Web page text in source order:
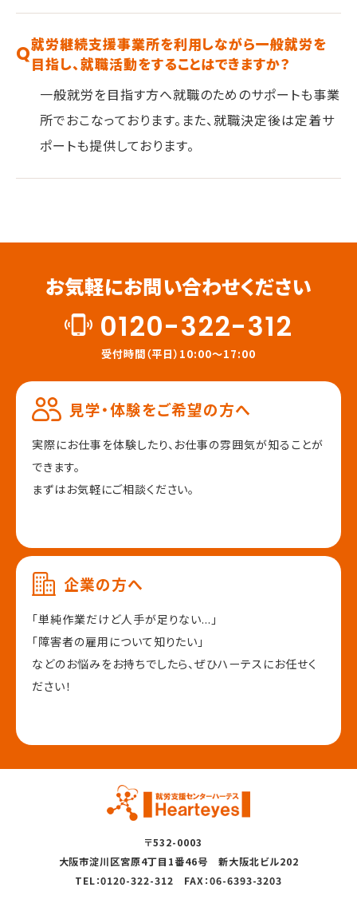
就労継続支援事業所を利用しながら一般就労を
目指し、就職活動をすることはできますか？
一般就労を目指す方へ就職のためのサポートも事業
所でおこなっております。また、就職決定後は定着サ
ポートも提供しております。
お気軽にお問い合わせください
0120-322-312
受付時間（平日）10:00～17:00
見学・体験をご希望の方へ
実際にお仕事を体験したり、 お仕事の雰囲気が知ることが
できます。
まずはお気軽にご相談ください。
企業の方へ
「単純作業だけど人手が足りない...」
「障害者の雇用について知りたい」
などのお悩みをお持ちでしたら、ぜひハーテスにお任せく
ださい！
〒532-0003
大阪市淀川区宮原4丁目1番46号 新大阪北ビル202
TEL：0120-322-312 FAX：06-6393-3203